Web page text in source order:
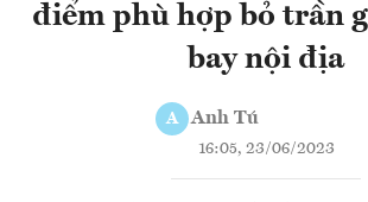
điểm phù hợp bỏ trần
bay nội địa
A Anh Tú
16:05, 23/06/2023